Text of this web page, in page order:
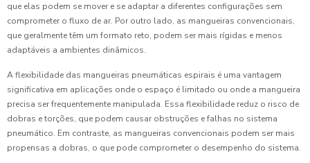
que elas podem se mover e se adaptar a diferentes configurações sem
comprometer o fluxo de ar. Por outro lado, as mangueiras convencionais,
que geralmente têm um formato reto, podem ser mais rígidas e menos
adaptáveis a ambientes dinâmicos.
A flexibilidade das mangueiras pneumáticas espirais é uma vantagem
significativa em aplicações onde o espaço é limitado ou onde a mangueira
precisa ser frequentemente manipulada. Essa flexibilidade reduz o risco de
dobras e torções, que podem causar obstruções e falhas no sistema
pneumático. Em contraste, as mangueiras convencionais podem ser mais
propensas a dobras, o que pode comprometer o desempenho do sistema.